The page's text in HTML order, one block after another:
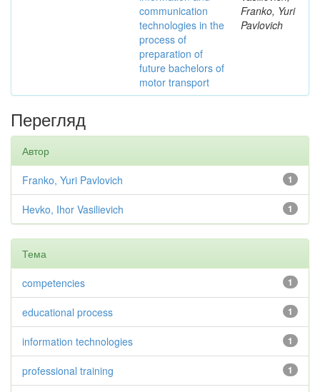
communication
technologies in the
process of
preparation of
future bachelors of
motor transport
Franko, Yuri
Pavlovich
Перегляд
Автор
1
Franko, Yuri Pavlovich
1
Hevko, Ihor Vasilievich
Тема
1
competencies
1
educational process
1
information technologies
1
professional training